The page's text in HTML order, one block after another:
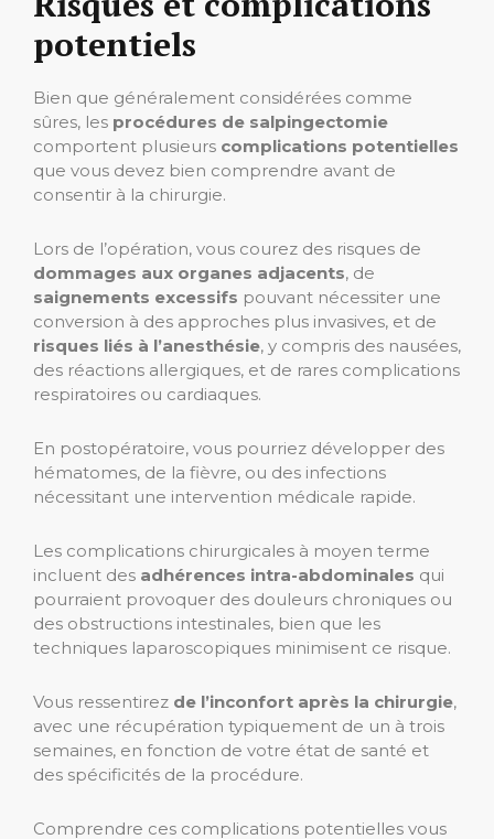
potentiels
Bien que généralement considérées comme
sûres, les procédures de salpingectomie
comportent plusieurs complications potentielles
que vous devez bien comprendre avant de
consentir à la chirurgie.
Lors de l’opération, vous courez des risques de
dommages aux organes adjacents, de
saignements excessifs pouvant nécessiter une
conversion à des approches plus invasives, et de
risques liés à l’anesthésie, y compris des nausées,
des réactions allergiques, et de rares complications
respiratoires ou cardiaques.
En postopératoire, vous pourriez développer des
hématomes, de la fièvre, ou des infections
nécessitant une intervention médicale rapide.
Les complications chirurgicales à moyen terme
incluent des adhérences intra-abdominales qui
pourraient provoquer des douleurs chroniques ou
des obstructions intestinales, bien que les
techniques laparoscopiques minimisent ce risque.
Vous ressentirez de l’inconfort après la chirurgie,
avec une récupération typiquement de un à trois
semaines, en fonction de votre état de santé et
des spécificités de la procédure.
Comprendre ces complications potentielles vous